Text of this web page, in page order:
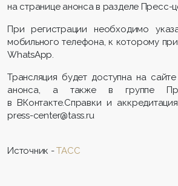
на странице анонса в разделе Пресс-
При регистрации необходимо
мобильного телефона, к которому
WhatsApp.
Трансляция будет доступна на
анонса, а также в группе
в ВКонтакте.Справки и
press-center@tass.ru
Источник -ТАСС